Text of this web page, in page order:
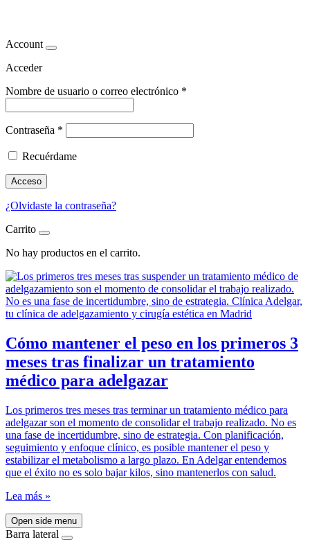
Account
Acceder
Nombre de usuario o correo electrónico *
Contraseña *
Recuérdame
Acceso
¿Olvidaste la contraseña?
Carrito
No hay productos en el carrito.
Cómo mantener el peso en los primeros 3
meses tras finalizar un tratamiento
médico para adelgazar
Los primeros tres meses tras terminar un tratamiento médico para
adelgazar son el momento de consolidar el trabajo realizado. No es
una fase de incertidumbre, sino de estrategia. Con planificación,
seguimiento y enfoque clínico, es posible mantener el peso y
estabilizar el metabolismo a largo plazo. En Adelgar entendemos
que el éxito no es solo bajar kilos, sino mantenerlos con salud.
Lea más »
Open side menu
Barra lateral